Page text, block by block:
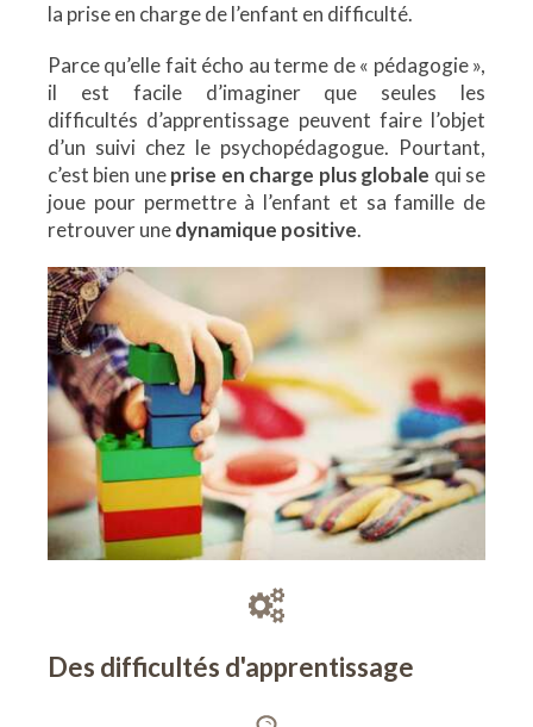
la prise en charge de l’enfant en difficulté.
Parce qu’elle fait écho au terme de « pédagogie »,
il est facile d’imaginer que seules les
difficultés d’apprentissage peuvent faire l’objet
d’un suivi chez le psychopédagogue. Pourtant,
c’est bien uneprise en charge plus globale qui se
joue pour permettre à l’enfant et sa famille de
retrouver unedynamique positive.
Des difficultés d'apprentissage